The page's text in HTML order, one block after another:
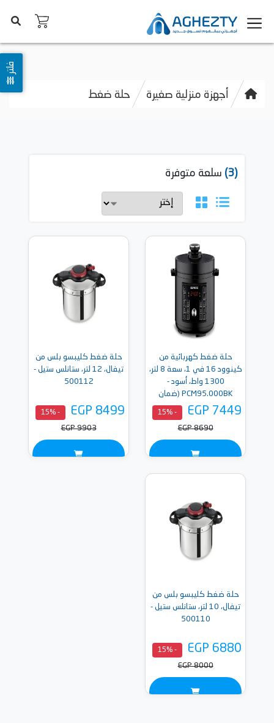
أجهزة منزلية صغيرة حلة ضغط
فلتر
(3) سلعة متوفرة
حلة ضغط كهربائية من
كينوود 16 في 1، سعة 8 لتر،
1300 واط، أسود -
PCM95.000BK (ضمان
دولي)
EGP 7449
- 15%
EGP 8690
حلة ضغط كليبسو بلس من
تيفال، 12 لتر، ستانلس ستيل -
500112
EGP 8499
- 15%
EGP 9903
حلة ضغط كليبسو بلس من
تيفال، 10 لتر، ستانلس ستيل -
500110
EGP 6880
- 15%
EGP 8000